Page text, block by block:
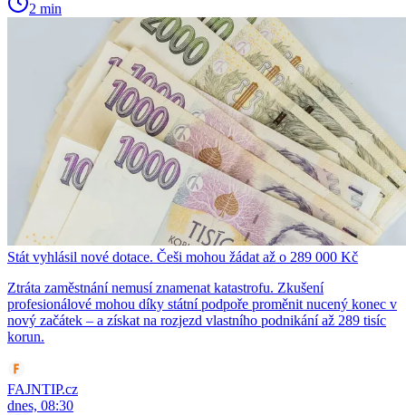
2 min
Stát vyhlásil nové dotace. Češi mohou žádat až o 289 000 Kč
Ztráta zaměstnání nemusí znamenat katastrofu. Zkušení
profesionálové mohou díky státní podpoře proměnit nucený konec v
nový začátek – a získat na rozjezd vlastního podnikání až 289 tisíc
korun.
FAJNTIP.cz
dnes, 08:30